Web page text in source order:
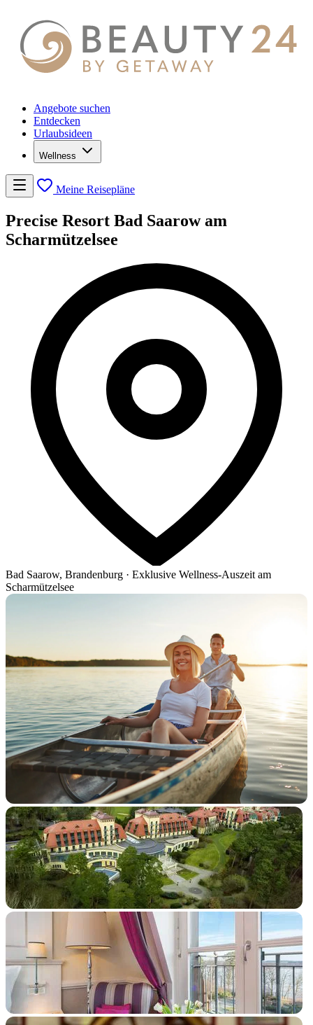
Angebote suchen
Entdecken
Urlaubsideen
Wellness
Meine Reisepläne
Precise Resort Bad Saarow am
Scharmützelsee
Bad Saarow, Brandenburg · Exklusive Wellness-Auszeit am
Scharmützelsee